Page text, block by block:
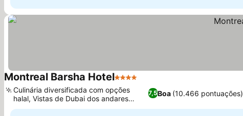
Montreal Barsha Hotel4 Estrelas
7,5Boa (10.466 pontuações)
Culinária diversificada com opções
halal, Vistas de Dubai dos andares
superiores